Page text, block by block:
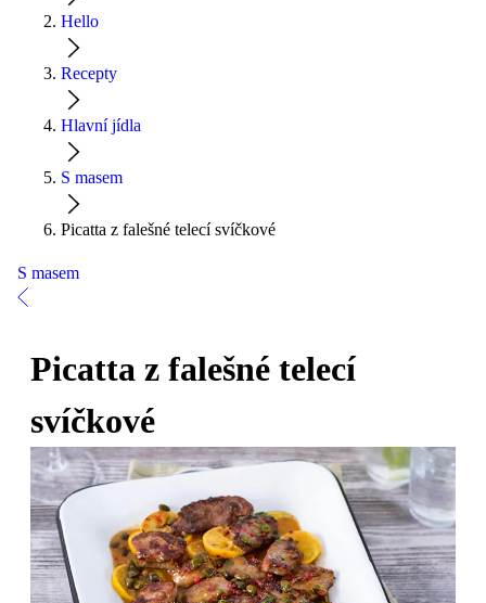
Hello
Recepty
Hlavní jídla
S masem
Picatta z falešné telecí svíčkové
S masem
Picatta z falešné telecí
svíčkové